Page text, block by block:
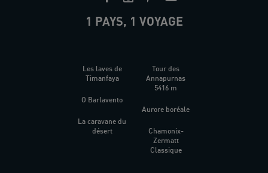
1 PAYS, 1 VOYAGE
Les laves de
Timanfaya
O Barlavento
La caravane du
désert
Tour des
Annapurnas
5416 m
Aurore boréale
Chamonix-
Zermatt
Classique